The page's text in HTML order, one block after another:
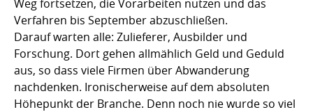
Weg fortsetzen, die Vorarbeiten nutzen und das
Verfahren bis September abzuschließen.
Darauf warten alle: Zulieferer, Ausbilder und
Forschung. Dort gehen allmählich Geld und Geduld
aus, so dass viele Firmen über Abwanderung
nachdenken. Ironischerweise auf dem absoluten
Höhepunkt der Branche. Denn noch nie wurde so viel